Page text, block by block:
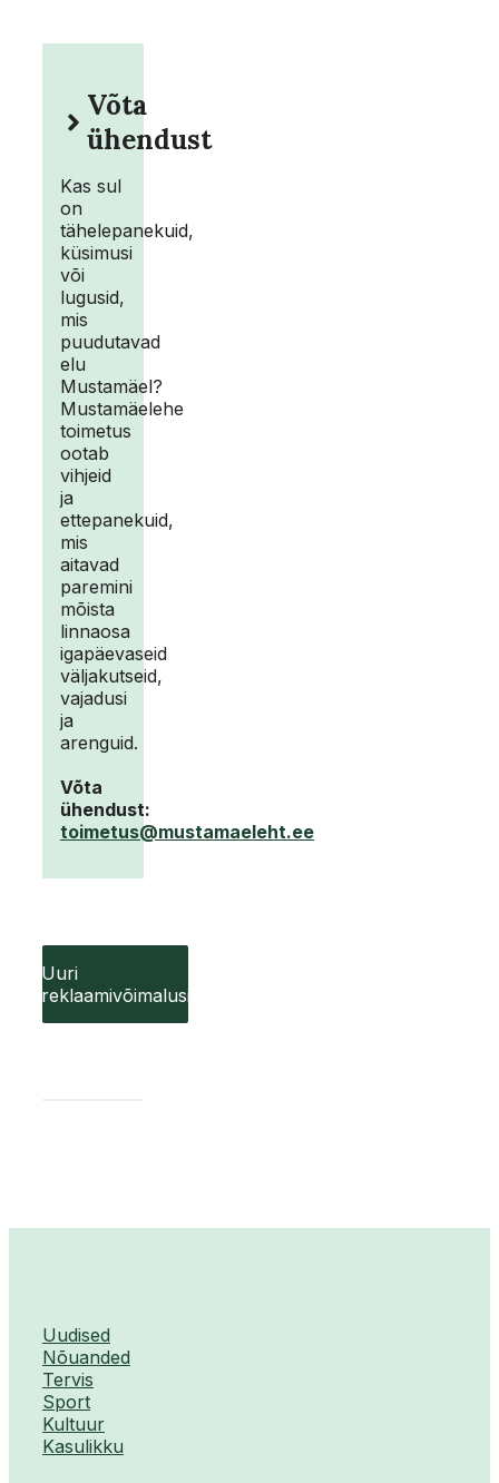
Võta
ühendust
Kas sul
on
tähelepanekuid,
küsimusi
või
lugusid,
mis
puudutavad
elu
Mustamäel?
Mustamäelehe
toimetus
ootab
vihjeid
ja
ettepanekuid,
mis
aitavad
paremini
mõista
linnaosa
igapäevaseid
väljakutseid,
vajadusi
ja
arenguid.
Võta
ühendust:
toimetus@mustamaeleht.ee
Uuri
reklaamivõimalusi
Uudised
Nõuanded
Tervis
Sport
Kultuur
Kasulikku